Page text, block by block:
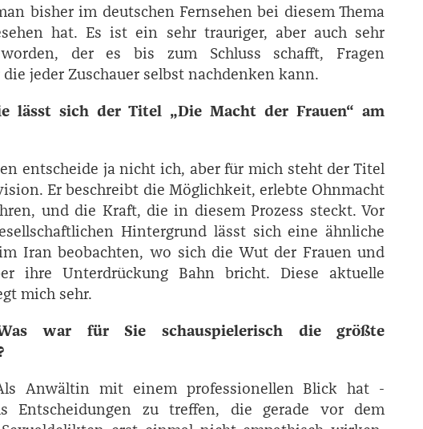
bisher im deutschen Fernsehen bei diesem Thema
hat. Es ist ein sehr trauriger, aber auch sehr
der es bis zum Schluss schafft, Fragen
jeder Zuschauer selbst nachdenken kann.
lässt sich der Titel „Die Macht der Frauen“ am
entscheide ja nicht ich, aber für mich steht der Titel
Er beschreibt die Möglichkeit, erlebte Ohnmacht
und die Kraft, die in diesem Prozess steckt. Vor
Hintergrund lässt sich eine ähnliche
Iran beobachten, wo sich die Wut der Frauen und
ihre Unterdrückung Bahn bricht. Diese aktuelle
mich sehr.
war für Sie schauspielerisch die größte
Anwältin mit einem professionellen Blick hat
Entscheidungen zu treffen, die gerade vor dem